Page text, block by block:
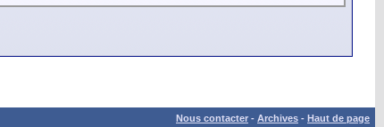
Nous contacter - Archives - Haut de page